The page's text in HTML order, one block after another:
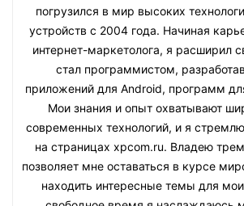
погрузился в мир высоких
устройств с 2004 года. Начиная
интернет-маркетолога, я расширил
стал программистом,
приложений для Android, программ
Мои знания и опыт охватывают
современных технологий, и я
на страницах xpcom.ru. Владею
позволяет мне оставаться в курсе
находить интересные темы для